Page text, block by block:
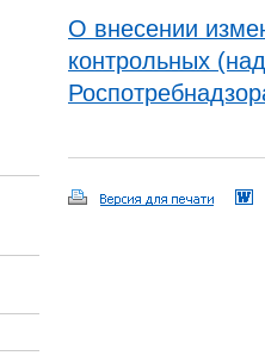
О внесении
контрольных